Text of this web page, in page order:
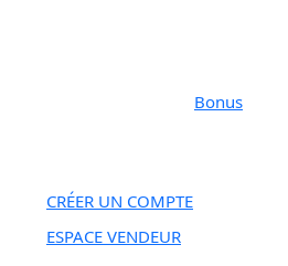
Bonus
CRÉER UN COMPTE
ESPACE VENDEUR